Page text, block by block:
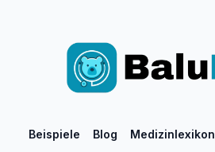
Beispiele Blog Medizinlexikon